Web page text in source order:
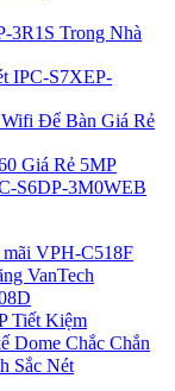
3R1S Trong Nhà
IPC-S7XEP-
Để Bàn Giá Rẻ
Giá Rẻ 5MP
S6DP-3M0WEB
mãi VPH-C518F
VanTech
Tiết Kiệm
Dome Chắc Chắn
Sắc Nét